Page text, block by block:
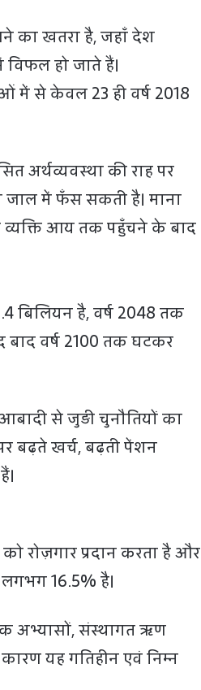
खतरा है, जहाँ देश
हो जाते हैं।
से केवल 23 ही वर्ष 2018
अर्थव्यवस्था की राह पर
में फँस सकती है। माना
व्यक्ति आय तक पहुँचने के बाद
बिलियन है, वर्ष 2048 तक
बाद वर्ष 2100 तक घटकर
से जुड़ी चुनौतियों का
बढ़ते खर्च, बढ़ती पेंशन
रोज़गार प्रदान करता है और
16.5% है।
अभ्यासों, संस्थागत ऋण
यह गतिहीन एवं निम्न